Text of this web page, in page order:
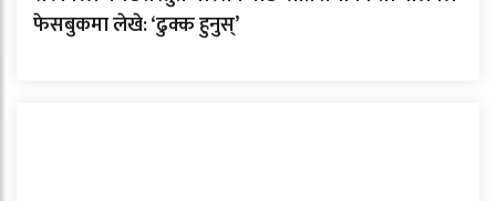
फेसबुकमा लेखे: ‘ढुक्क हुनुस्’